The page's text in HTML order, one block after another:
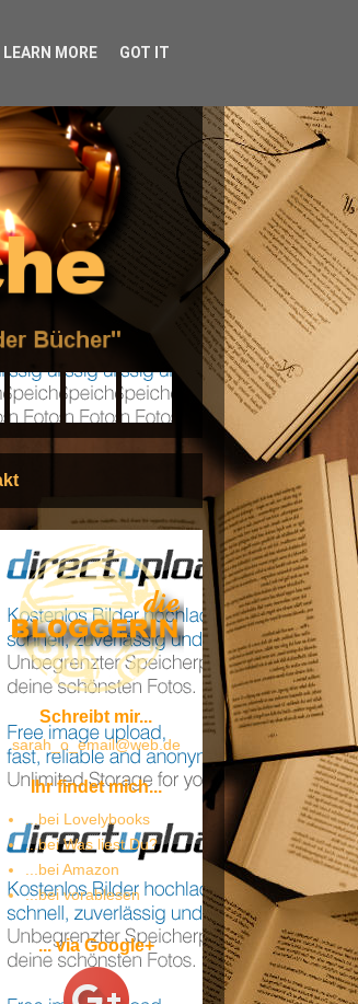
Schreibt mir...
sarah_o_email@web.de
Ihr findet mich...
...bei Lovelybooks
...bei Was liest Du?
...bei Amazon
...bei vorablesen
... via Google+
LEARN MORE GOT IT